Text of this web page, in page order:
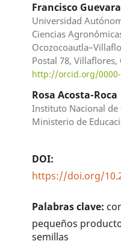
Francisco
Universidad
Ciencias
Postal 78, Villaflores,
http://orcid.org/0000-
Rosa Acosta-Roca
Instituto Nacional de
Ministerio de
DOI:
https://doi.org/
Palabras clave:
pequeños
semillas